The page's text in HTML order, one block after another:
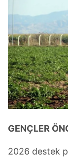
GENÇLER
2026 destek